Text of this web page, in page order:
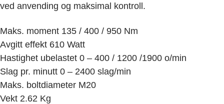
ved anvending og maksimal kontroll.
Maks. moment 135 / 400 / 950 Nm
Avgitt effekt 610 Watt
Hastighet ubelastet 0 – 400 / 1200 /1900 o/min
Slag pr. minutt 0 – 2400 slag/min
Maks. boltdiameter M20
Vekt 2.62 Kg